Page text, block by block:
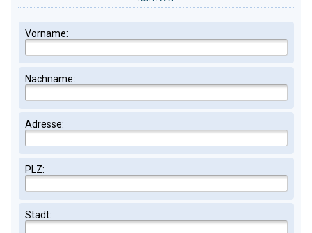
Vorname:
Nachname:
Adresse:
PLZ:
Stadt: